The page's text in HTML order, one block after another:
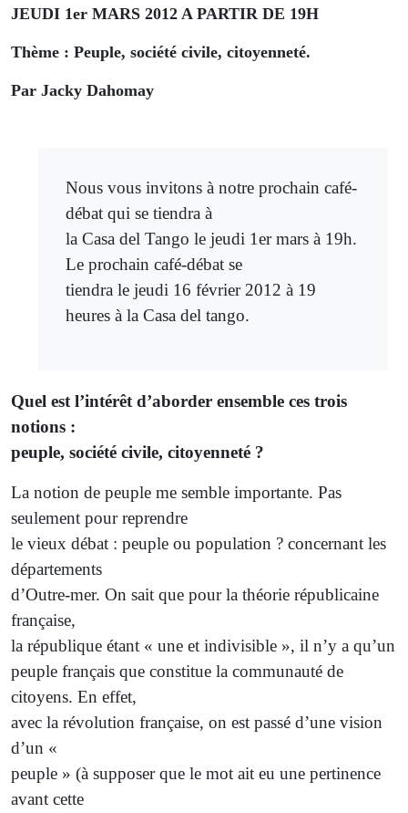
JEUDI 1er MARS 2012 A PARTIR DE 19H
Thème : Peuple, société civile, citoyenneté.
Par Jacky Dahomay
Nous vous invitons à notre prochain café-
débat qui se tiendra à
la Casa del Tango le jeudi 1er mars à 19h.
Le prochain café-débat se
tiendra le jeudi 16 février 2012 à 19
heures à la Casa del tango.
Quel est l’intérêt d’aborder ensemble ces trois
notions :
peuple, société civile, citoyenneté ?
La notion de peuple me semble importante. Pas
seulement pour reprendre
le vieux débat : peuple ou population ? concernant les
départements
d’Outre-mer. On sait que pour la théorie républicaine
française,
la république étant « une et indivisible », il n’y a qu’un
peuple français que constitue la communauté de
citoyens. En effet,
avec la révolution française, on est passé d’une vision
d’un «
peuple » (à supposer que le mot ait eu une pertinence
avant cette